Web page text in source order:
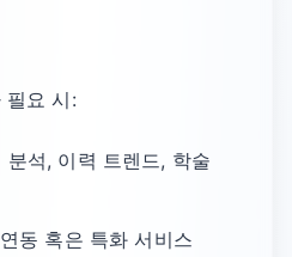
필요 시:
분석, 이력 트렌드, 학술
동 혹은 특화 서비스